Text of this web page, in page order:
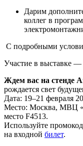
Дарим
коллег в
С подробными
Участие в выставке —
Ждем вас на стенде
рождается свет
Дата: 19–21 февраля
Место: Москва, МВЦ
место F4513.
Используйте
на входной билет.